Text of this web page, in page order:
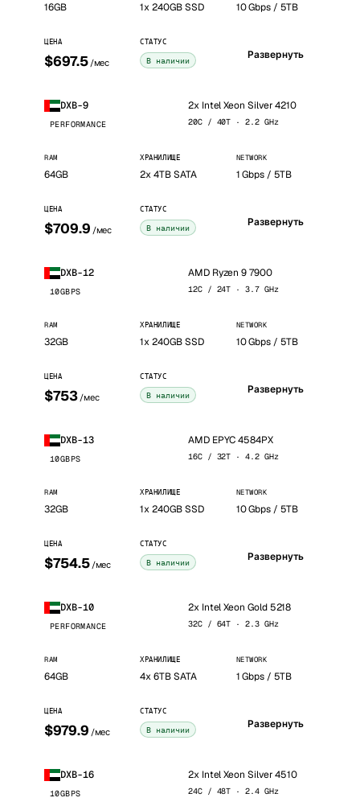
16GB 1x 240GB SSD 10 Gbps / 5TB
ЦЕНА
$697.5 /мес
СТАТУС
В наличии Развернуть
DXB-9
PERFORMANCE
2x Intel Xeon Silver 4210
20C / 40T · 2.2 GHz
RAM
64GB
ХРАНИЛИЩЕ
2x 4TB SATA
NETWORK
1 Gbps / 5TB
ЦЕНА
$709.9 /мес
СТАТУС
В наличии Развернуть
DXB-12
10GBPS
AMD Ryzen 9 7900
12C / 24T · 3.7 GHz
RAM
32GB
ХРАНИЛИЩЕ
1x 240GB SSD
NETWORK
10 Gbps / 5TB
ЦЕНА
$753 /мес
СТАТУС
В наличии Развернуть
DXB-13
10GBPS
AMD EPYC 4584PX
16C / 32T · 4.2 GHz
RAM
32GB
ХРАНИЛИЩЕ
1x 240GB SSD
NETWORK
10 Gbps / 5TB
ЦЕНА
$754.5 /мес
СТАТУС
В наличии Развернуть
DXB-10
PERFORMANCE
2x Intel Xeon Gold 5218
32C / 64T · 2.3 GHz
RAM
64GB
ХРАНИЛИЩЕ
4x 6TB SATA
NETWORK
1 Gbps / 5TB
ЦЕНА
$979.9 /мес
СТАТУС
В наличии Развернуть
DXB-16
10GBPS
2x Intel Xeon Silver 4510
24C / 48T · 2.4 GHz